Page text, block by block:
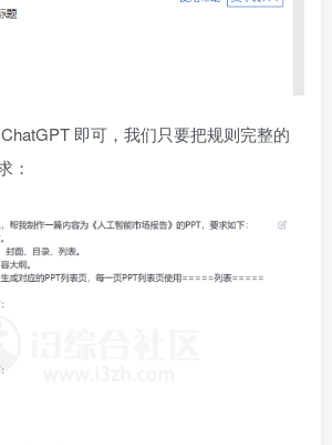
即可，我们只要把规则完整的
：